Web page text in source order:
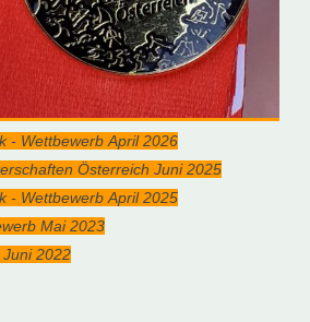
- Wettbewerb April 2026
Österreich Juni 2025
- Wettbewerb April 2025
Mai 2023
2022